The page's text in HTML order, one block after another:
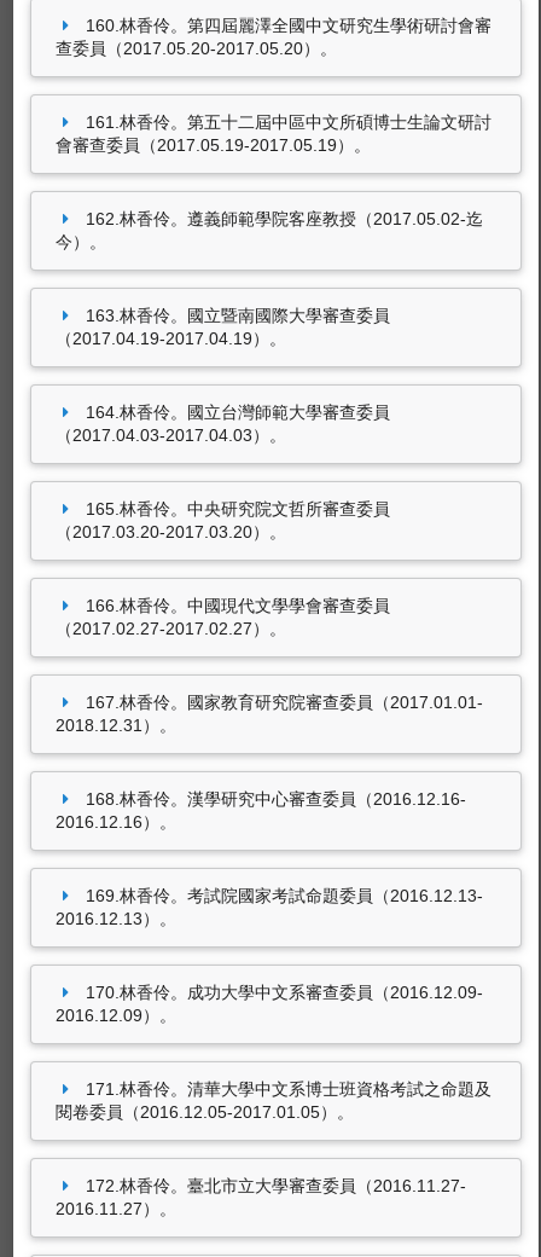
160.林香伶。第四屆麗澤全國中文研究生學術研討會審
查委員（2017.05.20-2017.05.20）。
161.林香伶。第五十二屆中區中文所碩博士生論文研討
會審查委員（2017.05.19-2017.05.19）。
162.林香伶。遵義師範學院客座教授（2017.05.02-迄
今）。
163.林香伶。國立暨南國際大學審查委員
（2017.04.19-2017.04.19）。
164.林香伶。國立台灣師範大學審查委員
（2017.04.03-2017.04.03）。
165.林香伶。中央研究院文哲所審查委員
（2017.03.20-2017.03.20）。
166.林香伶。中國現代文學學會審查委員
（2017.02.27-2017.02.27）。
167.林香伶。國家教育研究院審查委員（2017.01.01-
2018.12.31）。
168.林香伶。漢學研究中心審查委員（2016.12.16-
2016.12.16）。
169.林香伶。考試院國家考試命題委員（2016.12.13-
2016.12.13）。
170.林香伶。成功大學中文系審查委員（2016.12.09-
2016.12.09）。
171.林香伶。清華大學中文系博士班資格考試之命題及
閱卷委員（2016.12.05-2017.01.05）。
172.林香伶。臺北市立大學審查委員（2016.11.27-
2016.11.27）。